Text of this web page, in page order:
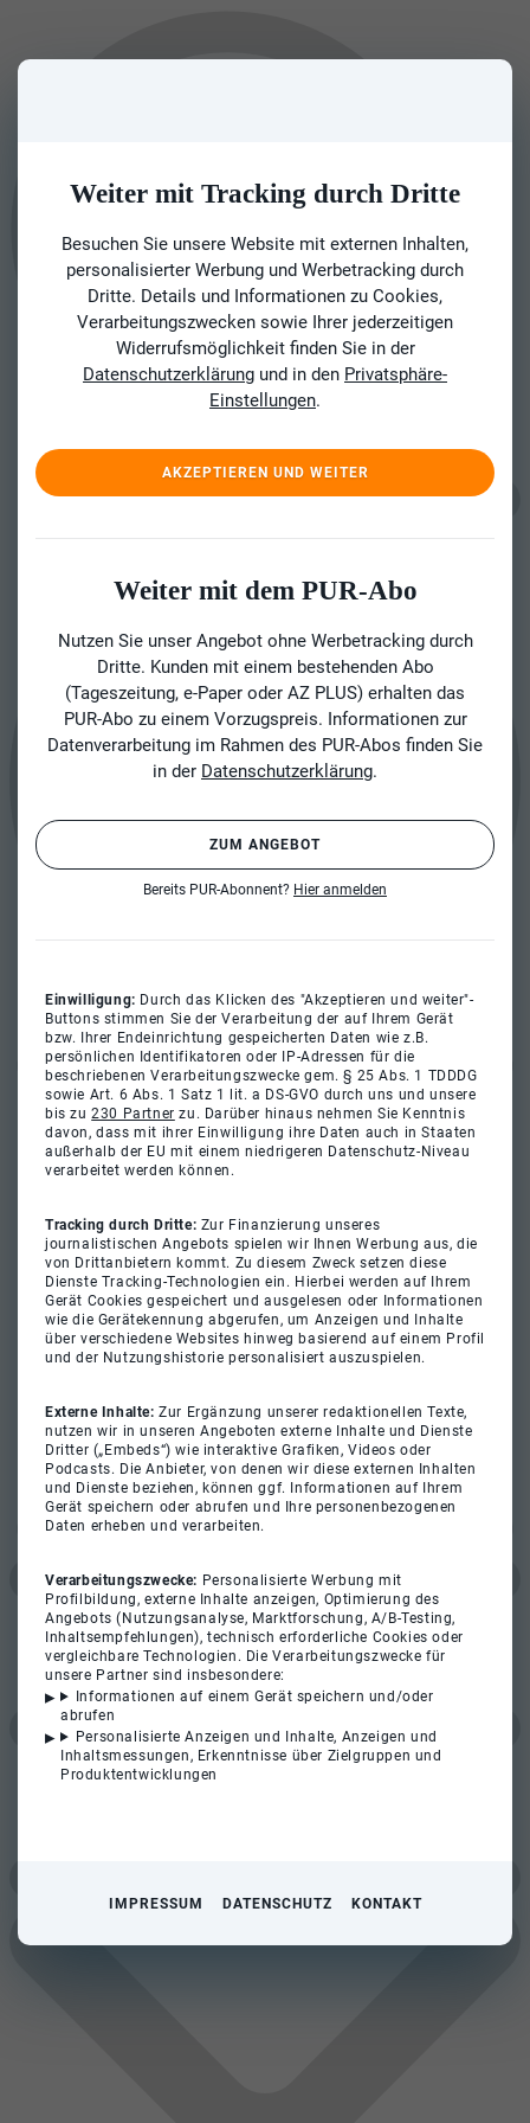
Weiter mit Tracking durch Dritte
Besuchen Sie unsere Website mit externen Inhalten,
personalisierter Werbung und Werbetracking durch
Dritte. Details und Informationen zu Cookies,
Verarbeitungszwecken sowie Ihrer jederzeitigen
Widerrufsmöglichkeit finden Sie in der
Datenschutzerklärung und in den Privatsphäre-
Einstellungen.
AKZEPTIEREN UND WEITER
Weiter mit dem PUR-Abo
Nutzen Sie unser Angebot ohne Werbetracking durch
Dritte. Kunden mit einem bestehenden Abo
(Tageszeitung, e-Paper oder AZ PLUS) erhalten das
PUR-Abo zu einem Vorzugspreis. Informationen zur
Datenverarbeitung im Rahmen des PUR-Abos finden Sie
in der Datenschutzerklärung.
ZUM ANGEBOT
Bereits PUR-Abonnent? Hier anmelden
Einwilligung: Durch das Klicken des "Akzeptieren und weiter"-
Buttons stimmen Sie der Verarbeitung der auf Ihrem Gerät
bzw. Ihrer Endeinrichtung gespeicherten Daten wie z.B.
persönlichen Identifikatoren oder IP-Adressen für die
beschriebenen Verarbeitungszwecke gem. § 25 Abs. 1 TDDDG
sowie Art. 6 Abs. 1 Satz 1 lit. a DS-GVO durch uns und unsere
bis zu230 Partner zu. Darüber hinaus nehmen Sie Kenntnis
davon, dass mit ihrer Einwilligung ihre Daten auch in Staaten
außerhalb der EU mit einem niedrigeren Datenschutz-Niveau
verarbeitet werden können.
Tracking durch Dritte: Zur Finanzierung unseres
journalistischen Angebots spielen wir Ihnen Werbung aus, die
von Drittanbietern kommt. Zu diesem Zweck setzen diese
Dienste Tracking-Technologien ein. Hierbei werden auf Ihrem
Gerät Cookies gespeichert und ausgelesen oder Informationen
wie die Gerätekennung abgerufen, um Anzeigen und Inhalte
über verschiedene Websites hinweg basierend auf einem Profil
und der Nutzungshistorie personalisiert auszuspielen.
Externe Inhalte:Zur Ergänzung unserer redaktionellen Texte,
nutzen wir in unseren Angeboten externe Inhalte und Dienste
Dritter („Embeds“) wie interaktive Grafiken, Videos oder
Podcasts. Die Anbieter, von denen wir diese externen Inhalten
und Dienste beziehen, können ggf. Informationen auf Ihrem
Gerät speichern oder abrufen und Ihre personenbezogenen
Daten erheben und verarbeiten.
Verarbeitungszwecke: Personalisierte Werbung mit
Profilbildung, externe Inhalte anzeigen, Optimierung des
Angebots (Nutzungsanalyse, Marktforschung, A/B-Testing,
Inhaltsempfehlungen), technisch erforderliche Cookies oder
vergleichbare Technologien. Die Verarbeitungszwecke für
unsere Partner sind insbesondere:
Informationen auf einem Gerät speichern und/oder
abrufen
Personalisierte Anzeigen und Inhalte, Anzeigen und
Inhaltsmessungen, Erkenntnisse über Zielgruppen und
Produktentwicklungen
IMPRESSUM DATENSCHUTZ KONTAKT